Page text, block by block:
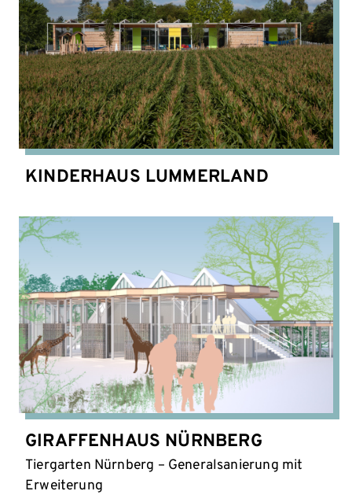
KINDERHAUS LUMMERLAND
GIRAFFENHAUS NÜRNBERG
Tiergarten Nürnberg – Generalsanierung mit
Erweiterung